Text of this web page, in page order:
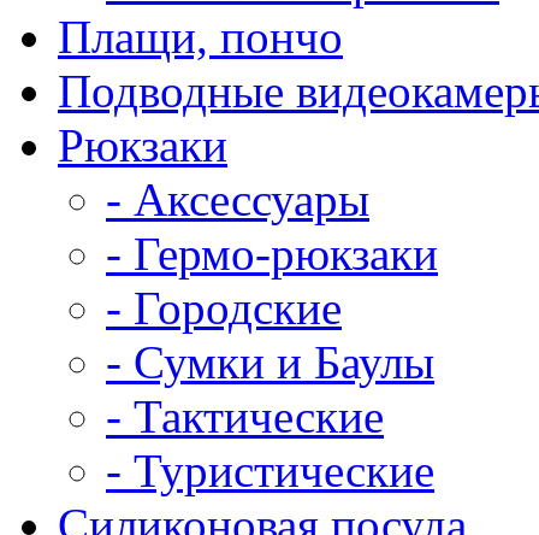
Плащи, пончо
Подводные
Рюкзаки
- Аксессуары
- Гермо-рюкзаки
- Городские
- Сумки и Баулы
- Тактические
- Туристические
Силиконовая посуда